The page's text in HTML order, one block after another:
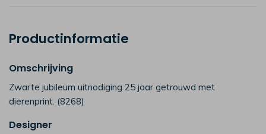
Productinformatie
Omschrijving
Zwarte jubileum uitnodiging 25 jaar getrouwd met
dierenprint. (8268)
Designer